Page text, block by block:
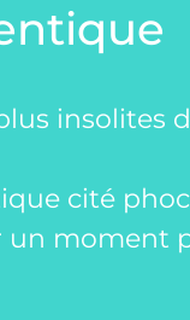
insolites
cité
un moment